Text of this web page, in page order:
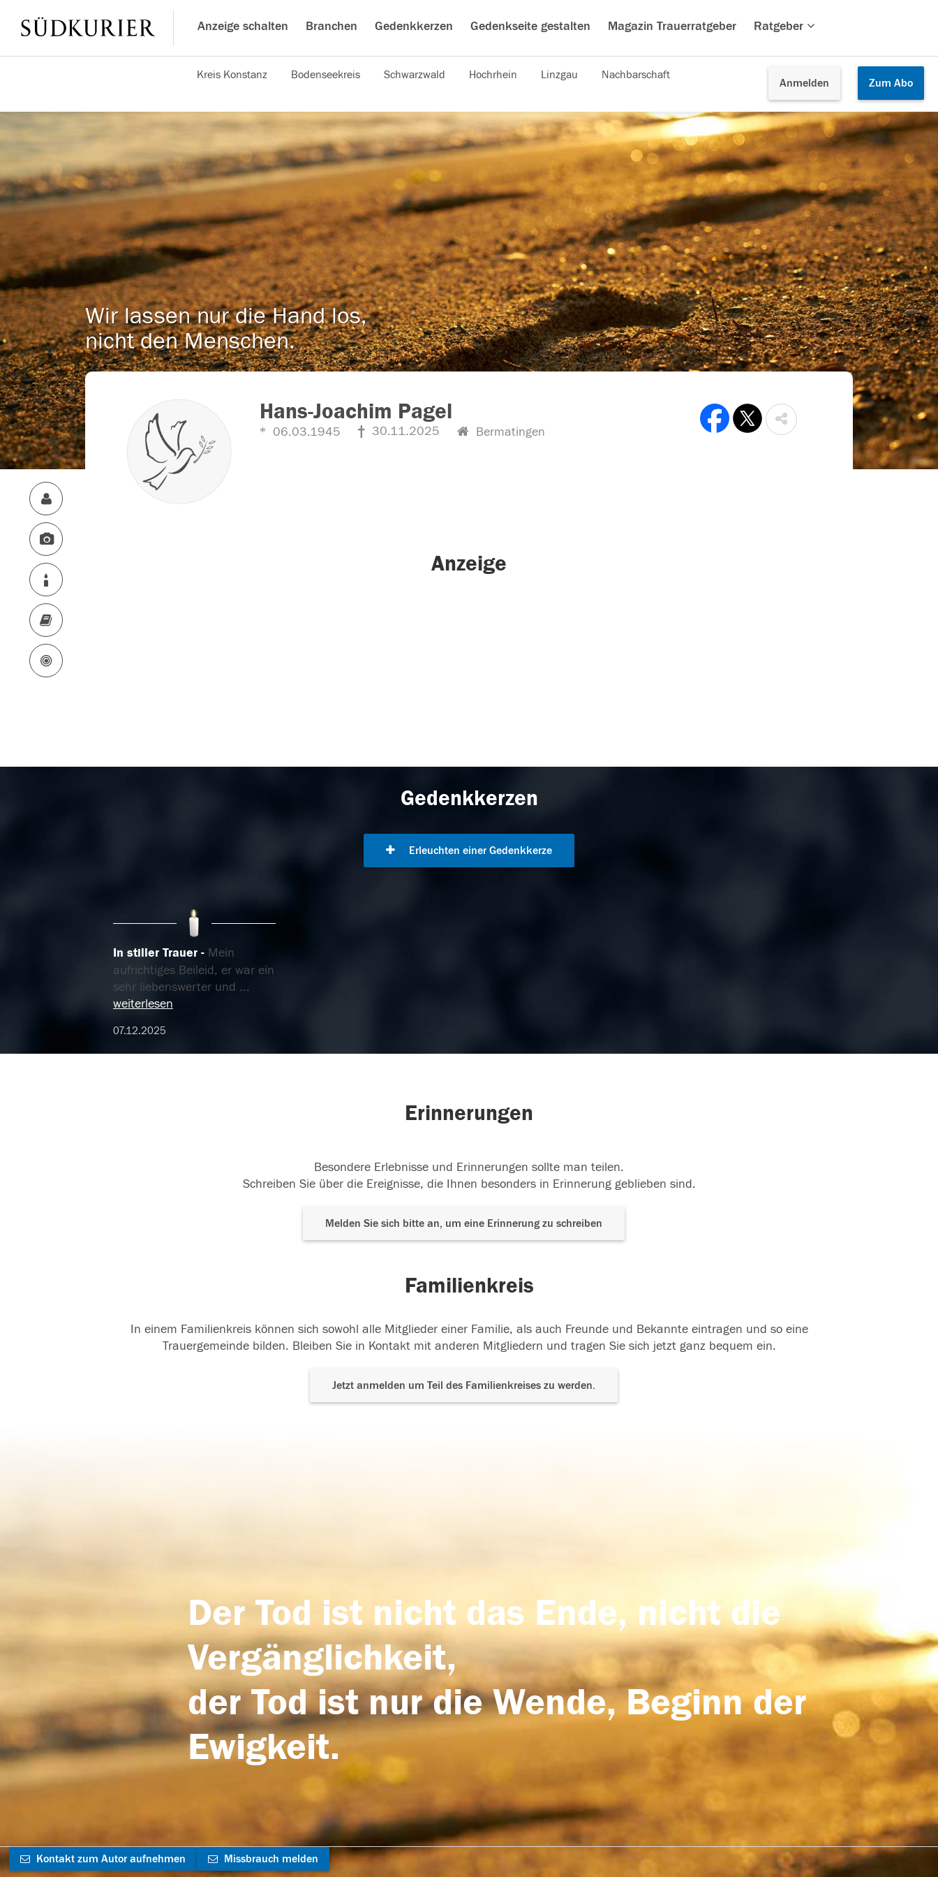
Anzeige schalten Branchen Gedenkkerzen Gedenkseite gestalten Magazin Trauerratgeber Ratgeber
Anmelden Zum Abo
Kreis Konstanz Bodenseekreis Schwarzwald Hochrhein Linzgau Nachbarschaft
Wir lassen nur die Hand los,
nicht den Menschen.
Hans-Joachim Pagel
06.03.1945 30.11.2025 Bermatingen
Anzeige
Gedenkkerzen
Erleuchten einer Gedenkkerze
In stiller Trauer
Mein
aufrichtiges Beileid, er war ein
sehr liebenswerter und ...
weiterlesen
07.12.2025
Erinnerungen
Besondere Erlebnisse und Erinnerungen sollte man teilen.
Schreiben Sie über die Ereignisse, die Ihnen besonders in Erinnerung geblieben sind.
Melden Sie sich bitte an, um eine Erinnerung zu schreiben
Familienkreis
In einem Familienkreis können sich sowohl alle Mitglieder einer Familie, als auch Freunde und Bekannte eintragen und so eine
Trauergemeinde bilden. Bleiben Sie in Kontakt mit anderen Mitgliedern und tragen Sie sich jetzt ganz bequem ein.
Jetzt anmelden um Teil des Familienkreises zu werden.
Der Tod ist nicht das Ende, nicht die
Vergänglichkeit,
der Tod ist nur die Wende, Beginn der
Ewigkeit.
Kontakt zum Autor aufnehmen Missbrauch melden